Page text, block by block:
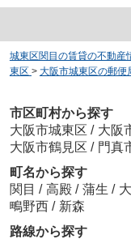
城東区関目の賃貸の不動産
東区 > 大阪市城東区の郵便
市区町村から探す
大阪市城東区 / 大阪
大阪市鶴見区 / 門真
町名から探す
関目 / 高殿 / 蒲生 /
鴫野西 / 新森
路線から探す